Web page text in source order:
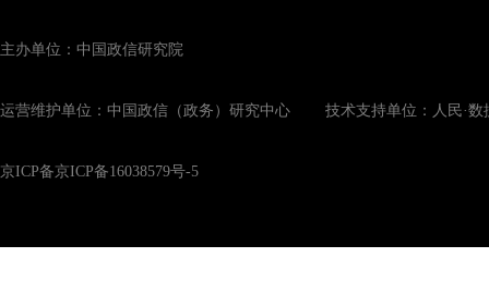
主办单位：中国政信研究院
运营维护单位：中国政信（政务）研究中心 技术支持单位：人民·数
京ICP备京ICP备16038579号-5